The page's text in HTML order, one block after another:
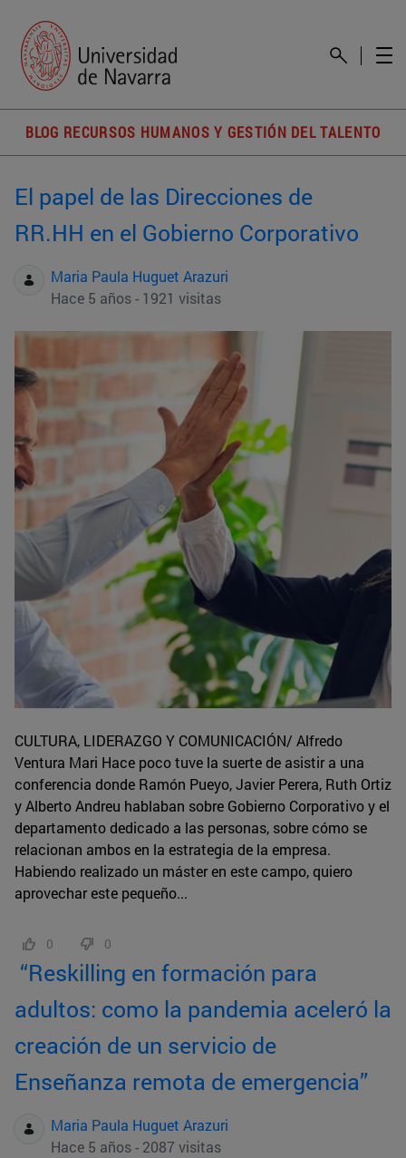
BLOG RECURSOS HUMANOS Y GESTIÓN DEL TALENTO
El papel de las Direcciones de
RR.HH en el Gobierno Corporativo
Maria Paula Huguet Arazuri
Hace 5 años - 1921 visitas
CULTURA, LIDERAZGO Y COMUNICACIÓN/ Alfredo
Ventura Mari Hace poco tuve la suerte de asistir a una
conferencia donde Ramón Pueyo, Javier Perera, Ruth Ortiz
y Alberto Andreu hablaban sobre Gobierno Corporativo y el
departamento dedicado a las personas, sobre cómo se
relacionan ambos en la estrategia de la empresa.
Habiendo realizado un máster en este campo, quiero
aprovechar este pequeño...
0 0
“Reskilling en formación para
adultos: como la pandemia aceleró la
creación de un servicio de
Enseñanza remota de emergencia”
Maria Paula Huguet Arazuri
Hace 5 años - 2087 visitas